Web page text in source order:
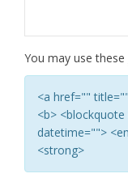
You may use these
<a href=""
<b>
datetime="">
<strong>